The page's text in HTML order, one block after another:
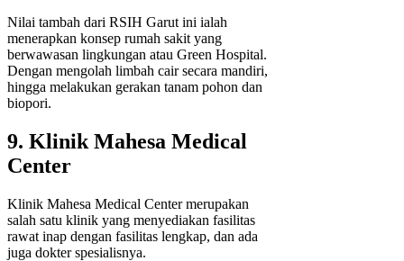
Nilai tambah dari RSIH Garut ini ialah
menerapkan konsep rumah sakit yang
berwawasan lingkungan atau Green Hospital.
Dengan mengolah limbah cair secara mandiri,
hingga melakukan gerakan tanam pohon dan
biopori.
9. Klinik Mahesa Medical
Center
Klinik Mahesa Medical Center merupakan
salah satu klinik yang menyediakan fasilitas
rawat inap dengan fasilitas lengkap, dan ada
juga dokter spesialisnya.